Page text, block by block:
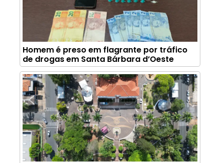
Homem é preso em flagrante por tráfico
de drogas em Santa Bárbara d’Oeste